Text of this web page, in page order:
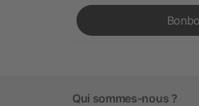
Qui sommes-nous ?